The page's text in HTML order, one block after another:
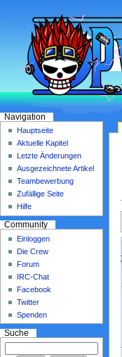
Navigation
Hauptseite
Aktuelle Kapitel
Letzte Änderungen
Ausgezeichnete Artikel
Teambewerbung
Zufällige Seite
Hilfe
Community
Einloggen
Die Crew
Forum
IRC-Chat
Facebook
Twitter
Spenden
Suche